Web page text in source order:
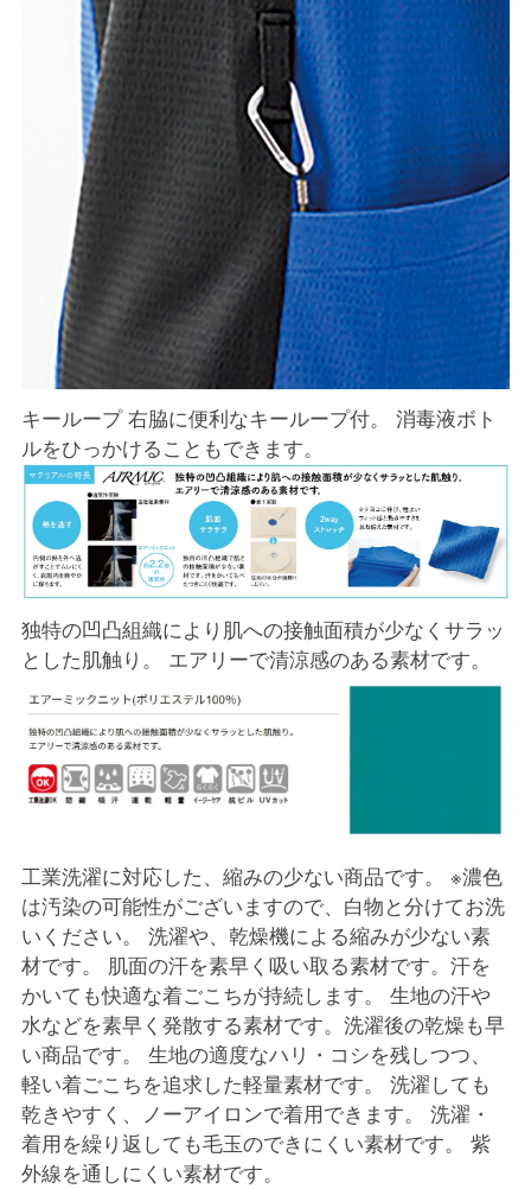
キーループ 右脇に便利なキーループ付。 消毒液ボト
ルをひっかけることもできます。
独特の凹凸組織により肌への接触面積が少なくサラッ
とした肌触り。 エアリーで清涼感のある素材です。
工業洗濯に対応した、縮みの少ない商品です。 ※濃色
は汚染の可能性がございますので、白物と分けてお洗
いください。 洗濯や、乾燥機による縮みが少ない素
材です。 肌面の汗を素早く吸い取る素材です。汗を
かいても快適な着ごこちが持続します。 生地の汗や
水などを素早く発散する素材です。洗濯後の乾燥も早
い商品です。 生地の適度なハリ・コシを残しつつ、
軽い着ごこちを追求した軽量素材です。 洗濯しても
乾きやすく、ノーアイロンで着用できます。 洗濯・
着用を繰り返しても毛玉のできにくい素材です。 紫
外線を通しにくい素材です。